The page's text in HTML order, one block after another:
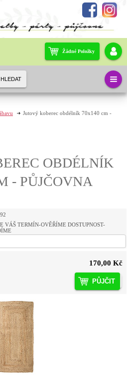
Jutový koberec obdélník 70x140 cm -
OBDÉLNÍK
- PŮJČOVNA
VÁŠ TERMÍN-OVĚŘÍME DOSTUPNOST-
170,00 Kč
PŮJČIT
Žádné Položky
HLEDAT